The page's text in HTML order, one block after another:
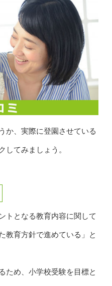
か、実際に登園させている
してみましょう。
トとなる教育内容に関して
教育方針で進めている」と
ため、小学校受験を目標と